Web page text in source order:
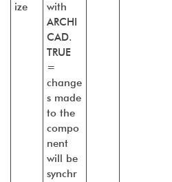
ize
with
ARCHI
CAD.
TRUE
=
change
s made
to the
compo
nent
will be
synchr